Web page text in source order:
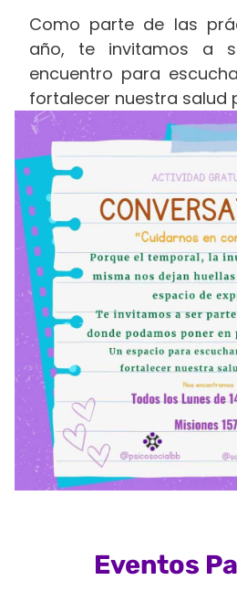
Como parte de las
año, te invitamos a
encuentro para
fortalecer nuestra salud
Eventos